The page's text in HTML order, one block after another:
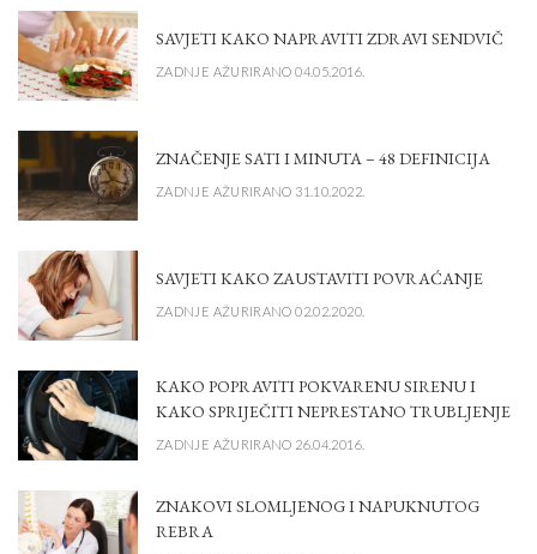
SAVJETI KAKO NAPRAVITI ZDRAVI SENDVIČ
ZADNJE AŽURIRANO 04.05.2016.
ZNAČENJE SATI I MINUTA – 48 DEFINICIJA
ZADNJE AŽURIRANO 31.10.2022.
SAVJETI KAKO ZAUSTAVITI POVRAĆANJE
ZADNJE AŽURIRANO 02.02.2020.
KAKO POPRAVITI POKVARENU SIRENU I
KAKO SPRIJEČITI NEPRESTANO TRUBLJENJE
ZADNJE AŽURIRANO 26.04.2016.
ZNAKOVI SLOMLJENOG I NAPUKNUTOG
REBRA